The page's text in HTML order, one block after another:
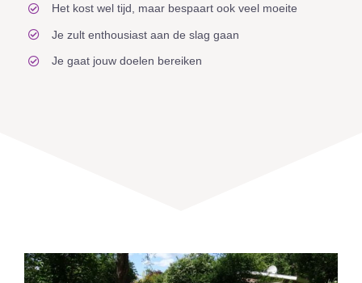
Het kost wel tijd, maar bespaart ook veel moeite
Je zult enthousiast aan de slag gaan
Je gaat jouw doelen bereiken